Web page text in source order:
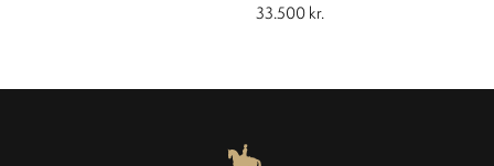
33.500 kr.